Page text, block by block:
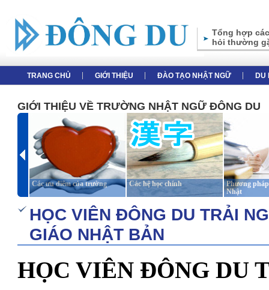
Tổng hợp
hỏi thường
TRANG CHỦ GIỚI THIỆU ĐÀO TẠO NHẬT NGỮ DU
GIỚI THIỆU VỀ TRƯỜNG NHẬT NGỮ ĐÔNG DU
Các ưu điểm của trường Các hệ học chính
Phương
Nhật
HỌC VIÊN ĐÔNG DU TRẢI
GIÁO NHẬT BẢN
HỌC VIÊN ĐÔNG DU